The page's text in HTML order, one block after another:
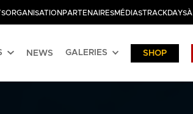
ORGANISATION PARTENAIRESMÉDIASTRACKDAYSÀ
NEWS GALERIES SHOP